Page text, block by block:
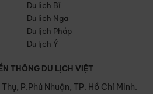
Du lịch Bỉ
Du lịch Nga
Du lịch Pháp
Du lịch Ý
THÔNG DU LỊCH VIỆT
P.Phú Nhuận, TP. Hồ Chí Minh.